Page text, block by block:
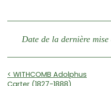
Date de la dernière
< WITHCOMB Adolphus